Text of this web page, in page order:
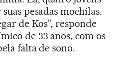
pesadas mochilas.
de Kos”, responde
de 33 anos, com os
falta de sono.